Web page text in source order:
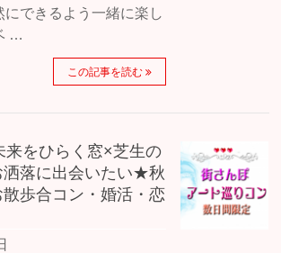
できるよう一緒に楽し
…
この記事を読む
来をひらく窓×芝生の
落に出会いたい★秋
歩合コン・婚活・恋